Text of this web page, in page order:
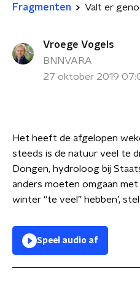
Fragmenten Valt er
Vroege Vogels
BNNVARA
27 oktober 2019
Het heeft de afgelopen
steeds is de natuur veel te
Dongen, hydroloog bij
anders moeten omgaan
winter “te veel” hebben’,
Speel audio af